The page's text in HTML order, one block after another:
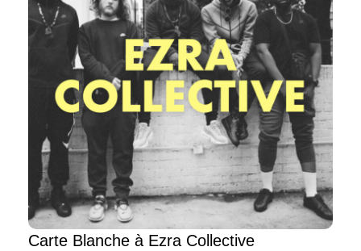
Carte Blanche à Ezra Collective